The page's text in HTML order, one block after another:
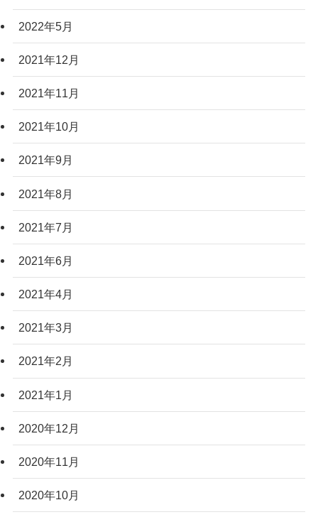
2022年5月
2021年12月
2021年11月
2021年10月
2021年9月
2021年8月
2021年7月
2021年6月
2021年4月
2021年3月
2021年2月
2021年1月
2020年12月
2020年11月
2020年10月